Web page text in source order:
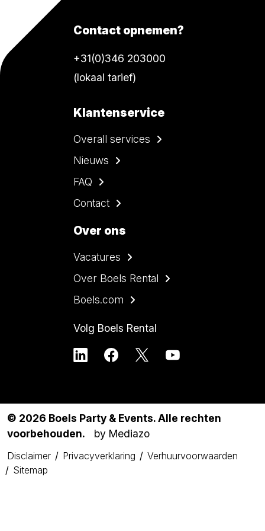
Contact opnemen?
+31(0)346 203000
(lokaal tarief)
Klantenservice
Overall services
Nieuws
FAQ
Contact
Over ons
Vacatures
Over Boels Rental
Boels.com
Volg Boels Rental
© 2026 Boels Party & Events. Alle rechten
voorbehouden.
by Mediazo
Disclaimer Privacyverklaring
Verhuurvoorwaarden
Sitemap